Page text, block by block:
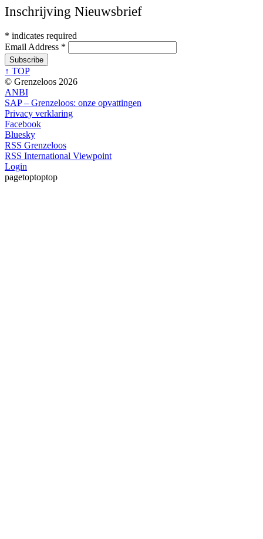
Inschrijving Nieuwsbrief
* indicates required
Email Address *
↑ TOP
© Grenzeloos 2026
ANBI
SAP – Grenzeloos: onze opvattingen
Privacy verklaring
Facebook
Bluesky
RSS Grenzeloos
RSS International Viewpoint
Login
pagetoptoptop